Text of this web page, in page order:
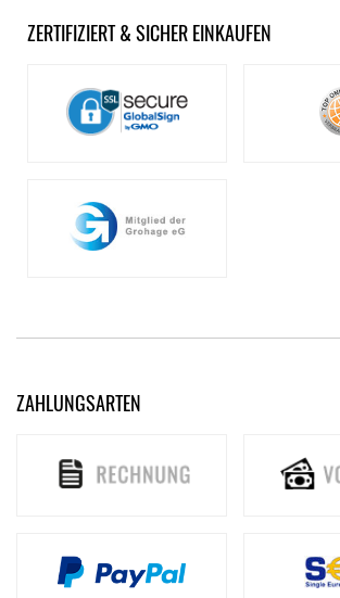
ZERTIFIZIERT & SICHER EINKAUFEN
ZAHLUNGSARTEN